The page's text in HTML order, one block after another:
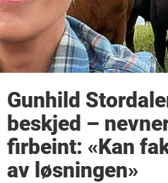
Gunhild
beskjed –
firbeint: «Kan
av løsningen»